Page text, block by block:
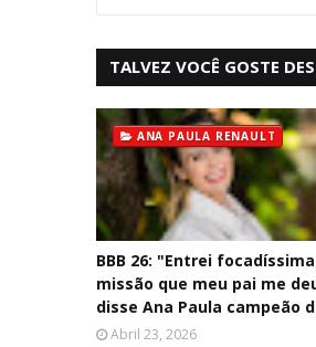
TALVEZ VOCÊ GOSTE
ANA PAULA RENAULT
BBB 26: "Entrei
missão que meu pai me
disse Ana Paula campeão
Abril 23, 2026